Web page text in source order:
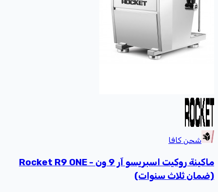
شحن كافا
ماكينة روكيت اسبريسو آر 9 ون - Rocket R9 ONE
(ضمان ثلاث سنوات)